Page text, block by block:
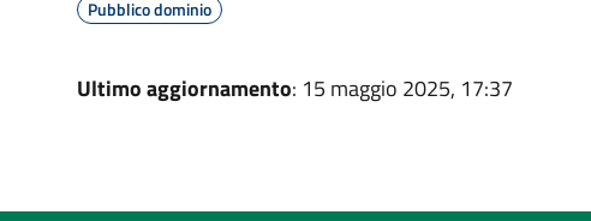
Pubblico dominio
Ultimo aggiornamento: 15 maggio 2025, 17:37